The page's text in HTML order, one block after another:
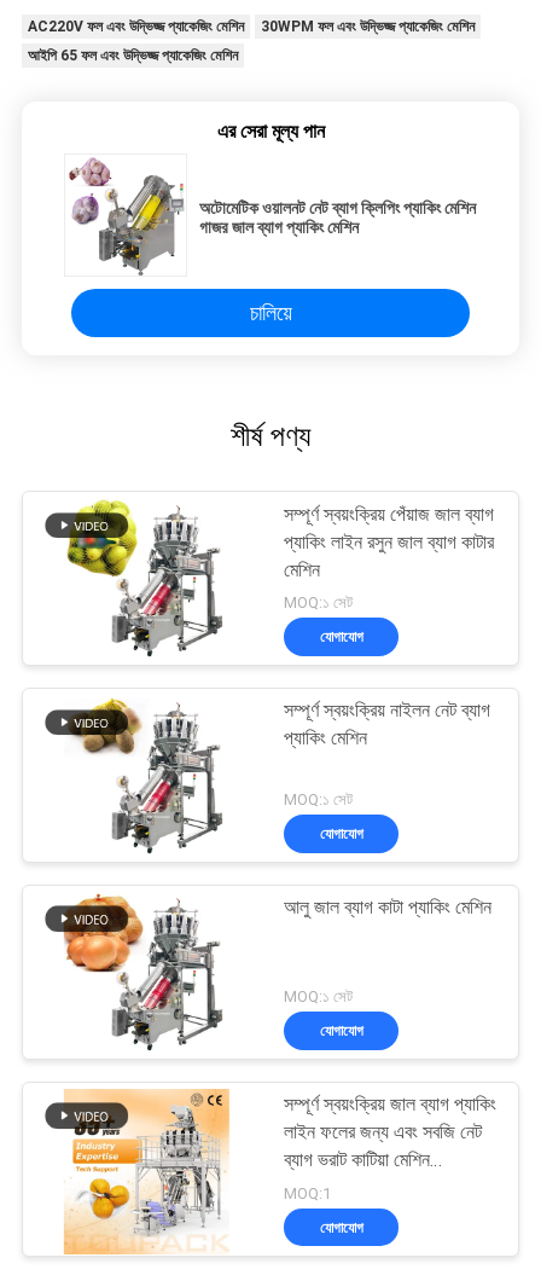
AC220V ফল এবং উদ্ভিজ্জ প্যাকেজিং মেশিন
30WPM ফল এবং উদ্ভিজ্জ প্যাকেজিং মেশিন
আইপি 65 ফল এবং উদ্ভিজ্জ প্যাকেজিং মেশিন
এর সেরা মূল্য পান
অটোমেটিক ওয়ালনট নেট ব্যাগ ক্লিপিং প্যাকিং মেশিন
গাজর জাল ব্যাগ প্যাকিং মেশিন
চালিয়ে
শীর্ষ পণ্য
সম্পূর্ণ স্বয়ংক্রিয় পেঁয়াজ জাল ব্যাগ
প্যাকিং লাইন রসুন জাল ব্যাগ কাটার
মেশিন
MOQ:১ সেট
যোগাযোগ
সম্পূর্ণ স্বয়ংক্রিয় নাইলন নেট ব্যাগ
প্যাকিং মেশিন
MOQ:১ সেট
যোগাযোগ
আলু জাল ব্যাগ কাটা প্যাকিং মেশিন
MOQ:১ সেট
যোগাযোগ
সম্পূর্ণ স্বয়ংক্রিয় জাল ব্যাগ প্যাকিং
লাইন ফলের জন্য এবং সবজি নেট
ব্যাগ ভরাট কাটিয়া মেশিন
Mtulihead ওজন সঙ্গে
MOQ:1
যোগাযোগ